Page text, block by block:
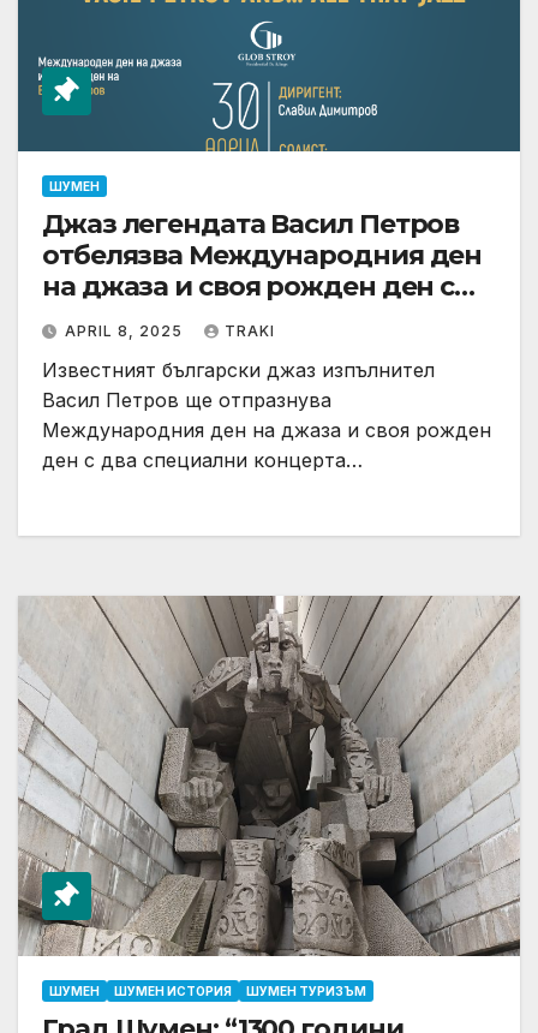
ШУМЕН
Джаз легендата Васил Петров
отбелязва Международния ден
на джаза и своя рожден ден с
два ексклузивни концерта в
Силистра и Шумен
APRIL 8, 2025 TRAKI
Известният български джаз изпълнител
Васил Петров ще отпразнува
Международния ден на джаза и своя рожден
ден с два специални концерта…
ШУМЕН ШУМЕН ИСТОРИЯ ШУМЕН ТУРИЗЪМ